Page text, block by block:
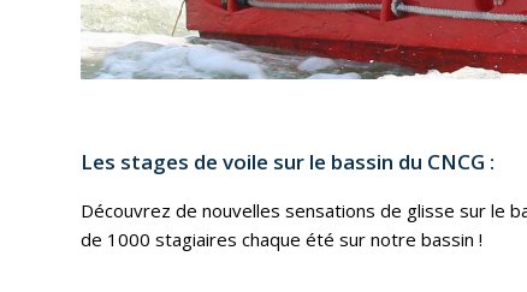
Les stages de voile sur le bassin du CNCG :
Découvrez de nouvelles sensations de glisse sur le
de 1000 stagiaires chaque été sur notre bassin !